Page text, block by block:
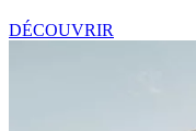
DÉCOUVRIR